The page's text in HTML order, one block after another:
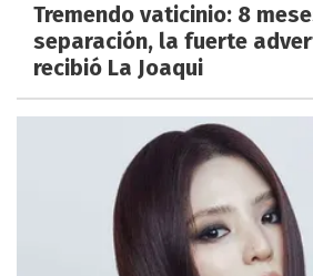
Tremendo vaticinio: 8
separación, la fuerte
recibió La Joaqui